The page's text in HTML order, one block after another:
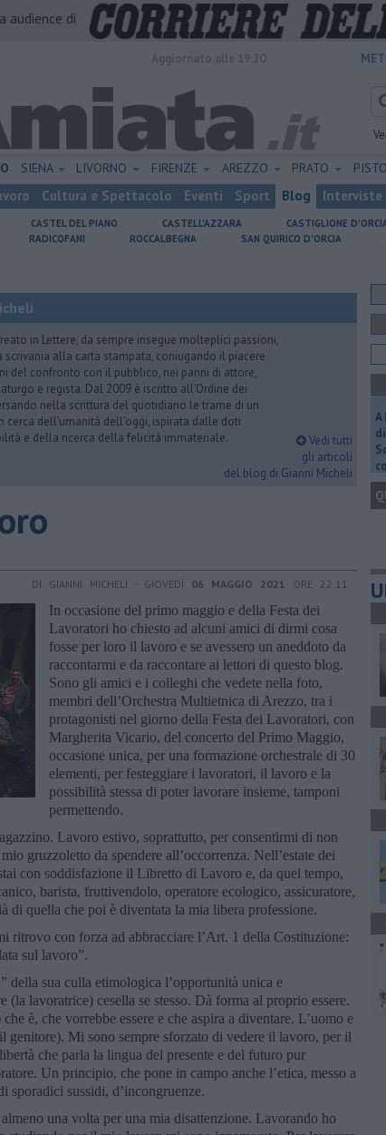
audience di
SIENA LIVORNO FIRENZE AREZZO PRATO
Cultura e Spettacolo Eventi Sport Blog Interviste
CASTEL DEL PIANO CASTELL'AZZARA CASTIGLIONE
RADICOFANI ROCCALBEGNA SAN QUIRICO D'ORCIA
in Lettere, da sempre insegue molteplici passioni,
alla carta stampata, coniugando il piacere
del confronto con il pubblico, nei panni di attore,
e regista. Dal 2009 è iscritto all’Ordine dei
nella scrittura del quotidiano le trame di un
dell’umanità dell’oggi, ispirata dalle doti
e della ricerca della felicità immateriale.
Vedi tutti
gli articoli
del blog di Gianni Micheli
DI GIANNI MICHELI - GIOVEDÌ 06 MAGGIO 2021 ORE 22:11
In occasione del primo maggio e della Festa dei
Lavoratori ho chiesto ad alcuni amici di dirmi cosa
fosse per loro il lavoro e se avessero un aneddoto da
raccontarmi e da raccontare ai lettori di questo blog.
Sono gli amici e i colleghi che vedete nella foto,
membri dell’Orchestra Multietnica di Arezzo, tra i
protagonisti nel giorno della Festa dei Lavoratori, con
Margherita Vicario, del concerto del Primo Maggio,
occasione unica, per una formazione orchestrale di 30
elementi, per festeggiare i lavoratori, il lavoro e la
possibilità stessa di poter lavorare insieme, tamponi
permettendo.
Lavoro estivo, soprattutto, per consentirmi di non
gruzzoletto da spendere all’occorrenza. Nell’estate dei
con soddisfazione il Libretto di Lavoro e, da quel tempo,
barista, fruttivendolo, operatore ecologico, assicuratore,
quella che poi è diventata la mia libera professione.
ritrovo con forza ad abbracciare l’Art. 1 della Costituzione:
sul lavoro”.
della sua culla etimologica l’opportunità unica e
lavoratrice) cesella se stesso. Dà forma al proprio essere.
è, che vorrebbe essere e che aspira a diventare. L’uomo e
genitore). Mi sono sempre sforzato di vedere il lavoro, per il
che parla la lingua del presente e del futuro pur
Un principio, che pone in campo anche l’etica, messo a
sporadici sussidi, d’incongruenze.
una volta per una mia disattenzione. Lavorando ho
A